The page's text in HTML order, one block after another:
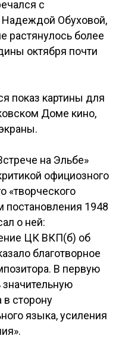
с
Обуховой,
растянулось более
октября почти
показ картины для
Доме кино,
на Эльбе»
официозного
«творческого
постановления 1948
о ней:
ЦК ВКП(б) об
благотворное
В первую
сторону
языка, усиления